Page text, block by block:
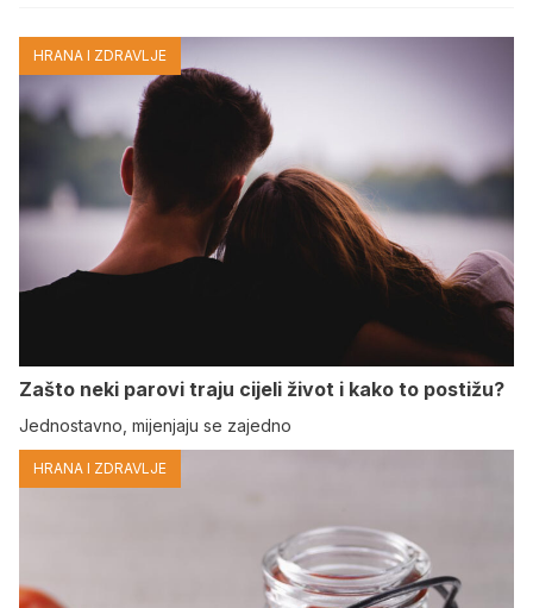
HRANA I ZDRAVLJE
Zašto neki parovi traju cijeli život i kako to postižu?
Jednostavno, mijenjaju se zajedno
HRANA I ZDRAVLJE